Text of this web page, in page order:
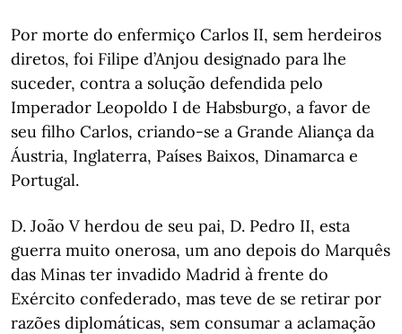
Por morte do enfermiço Carlos II, sem herdeiros
diretos, foi Filipe d’Anjou designado para lhe
suceder, contra a solução defendida pelo
Imperador Leopoldo I de Habsburgo, a favor de
seu filho Carlos, criando-se a Grande Aliança da
Áustria, Inglaterra, Países Baixos, Dinamarca e
Portugal.
D. João V herdou de seu pai, D. Pedro II, esta
guerra muito onerosa, um ano depois do Marquês
das Minas ter invadido Madrid à frente do
Exército confederado, mas teve de se retirar por
razões diplomáticas, sem consumar a aclamação